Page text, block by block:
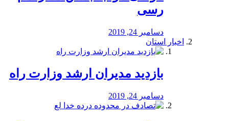
رسی
دسامبر 24, 2019
اخبار استان
بازدید مدیران ارشد وزارت راه
دسامبر 24, 2019